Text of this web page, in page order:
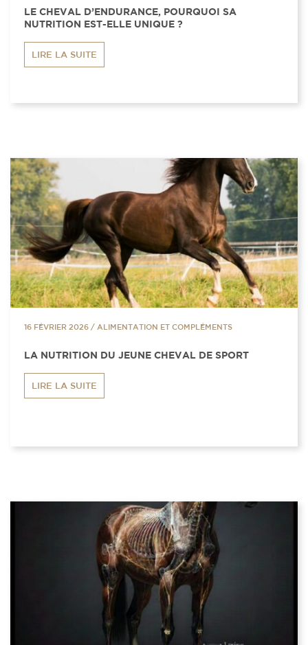
LE CHEVAL D’ENDURANCE, POURQUOI SA
NUTRITION EST-ELLE UNIQUE ?
LIRE LA SUITE
16 FÉVRIER 2026 / ALIMENTATION ET COMPLÉMENTS
LA NUTRITION DU JEUNE CHEVAL DE SPORT
LIRE LA SUITE